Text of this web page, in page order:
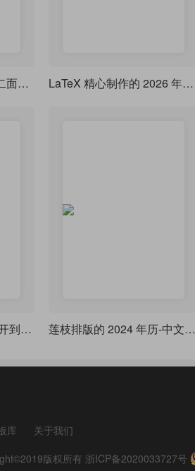
制作一个 2026 年的十二面体的桌面台历 LaTeX 精心制作的 2026 年日历来了，莲枝新品
求极限：泰勒公式应展开到第几阶？_by零蛋大 莲枝排版的 2024 年历-中文特别版本代码
库
关于我们
版权所有 浙ICP备2020033727号